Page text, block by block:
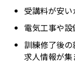
受講料が安
電気工事や
訓練修了後
求人情報が